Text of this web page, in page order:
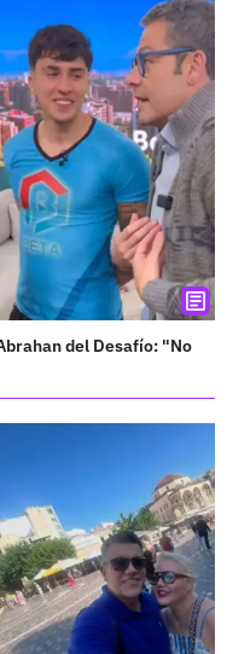
del Desafío: "No